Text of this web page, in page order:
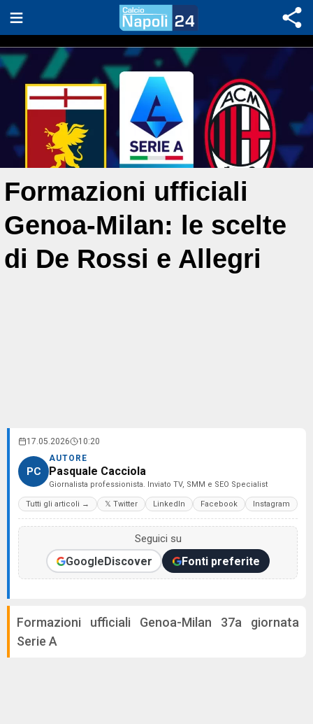
Formazioni ufficiali
Genoa-Milan: le scelte
di De Rossi e Allegri
17.05.2026 10:20
PC
AUTORE
Pasquale Cacciola
Giornalista professionista. Inviato TV, SMM e SEO Specialist
Tutti gli articoli → 𝕏 Twitter LinkedIn Facebook Instagram
Seguici su
GoogleDiscover Fonti preferite
Formazioni ufficiali Genoa-Milan 37a giornata
Serie A